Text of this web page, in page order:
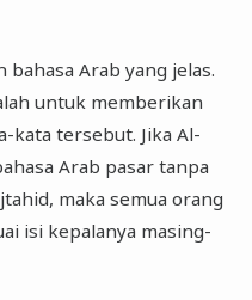
Arab yang jelas.
untuk memberikan
kata tersebut. Jika Al-
Arab pasar tanpa
maka semua orang
isi kepalanya masing-